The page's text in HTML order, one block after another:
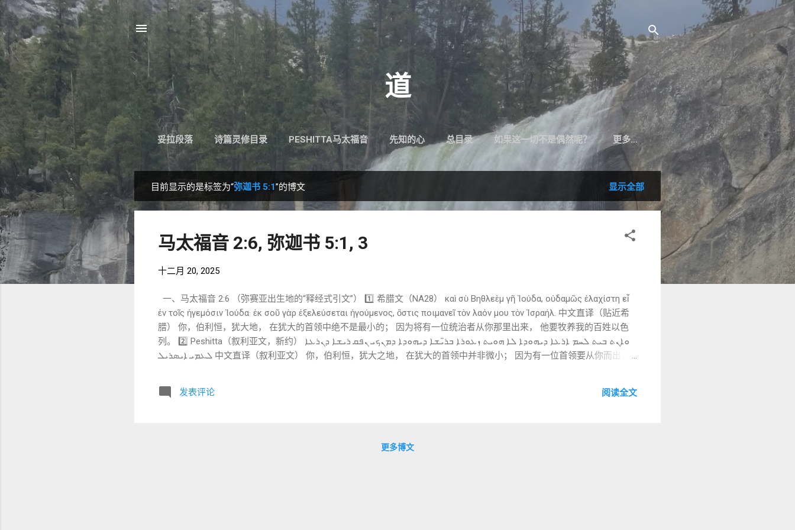
跳至主要内容
道
妥拉段落 诗篇灵修目录 PESHITTA马太福音 先知的心 总目录 如果这一切不是偶然呢？ 更多…
文
目前显示的是标签为“弥迦书 5:1”的博文 显示全部
马太福音 2:6, 弥迦书 5:1, 3
十二月 20, 2025
一、马太福音 2:6 （弥赛亚出生地的“释经式引文”） 1️⃣ 希腊文（NA28） καὶ σὺ Βηθλεὲμ γῆ Ἰούδα, οὐδαμῶς ἐλαχίστη εἶ
ἐν τοῖς ἡγεμόσιν Ἰούδα· ἐκ σοῦ γὰρ ἐξελεύσεται ἡγούμενος, ὅστις ποιμανεῖ τὸν λαόν μου τὸν Ἰσραήλ. 中文直译（贴近希
腊） 你，伯利恒，犹大地， 在犹大的首领中绝不是最小的； 因为将有一位统治者从你那里出来， 他要牧养我的百姓以色
列。 2️⃣ Peshitta（叙利亚文，新约） ܘܐܢܬ ܒܝܬ ܠܚܡ ܐܪܥܐ ܕܝܗܘܕܐ ܠܐ ܗܘܝܬ ܙܥܘܪܐ ܒܪ̈ܝܫܐ ܕܝܗܘܕܐ ܕܡܢܟܝ ܢܦܩ ܪܝܫܐ ܕܢܪܥܐ
ܠܥܡܝ ܐܝܣܪܝܠ 中文直译（叙利亚文） 你，伯利恒，犹大之地， 在犹大的首领中并非微小； 因为有一位首领要从你而出，
伯来文（马所拉文本 MT） 📖 弥迦书 5:1（MT） וְאַתָּה בֵּית־לֶחֶם אֶפְרָתָה צָעִיר לִהְיוֹת בְּאַלְפֵי יְהוּדָה מִמְּךָ לִי יֵצֵא לִהְיוֹת מוֹשֵׁל
发表评论 阅读全文
更多博文